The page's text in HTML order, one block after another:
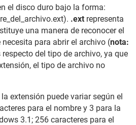
el disco duro bajo la forma:
.ext representa
una manera de reconocer el
para abrir el archivo (nota:
del tipo de archivo, ya que
el tipo de archivo no
extensión puede variar según el
para el nombre y 3 para la
3.1; 256 caracteres para el